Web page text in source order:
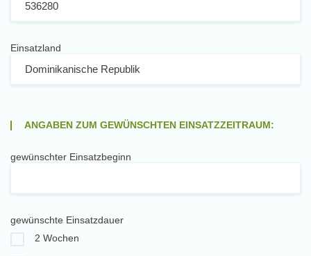
Einsatzland
ANGABEN ZUM GEWÜNSCHTEN EINSATZZEITRAUM:
gewünschter Einsatzbeginn
gewünschte Einsatzdauer
2 Wochen